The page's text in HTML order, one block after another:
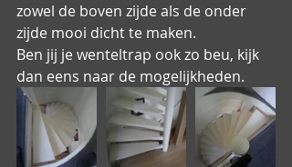
zowel de boven zijde als de onder
zijde mooi dicht te maken.
Ben jij je wenteltrap ook zo beu, kijk
dan eens naar de mogelijkheden.